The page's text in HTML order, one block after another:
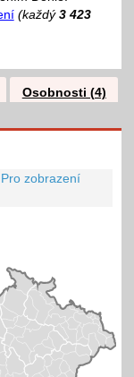
(každý 3 423
Osobnosti (4)
Pro zobrazení